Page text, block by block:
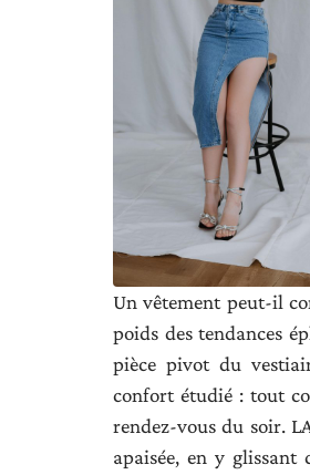
Un vêtement peut-il
poids des tendances
pièce pivot du
confort étudié : tout
rendez-vous du soir.
apaisée, en y